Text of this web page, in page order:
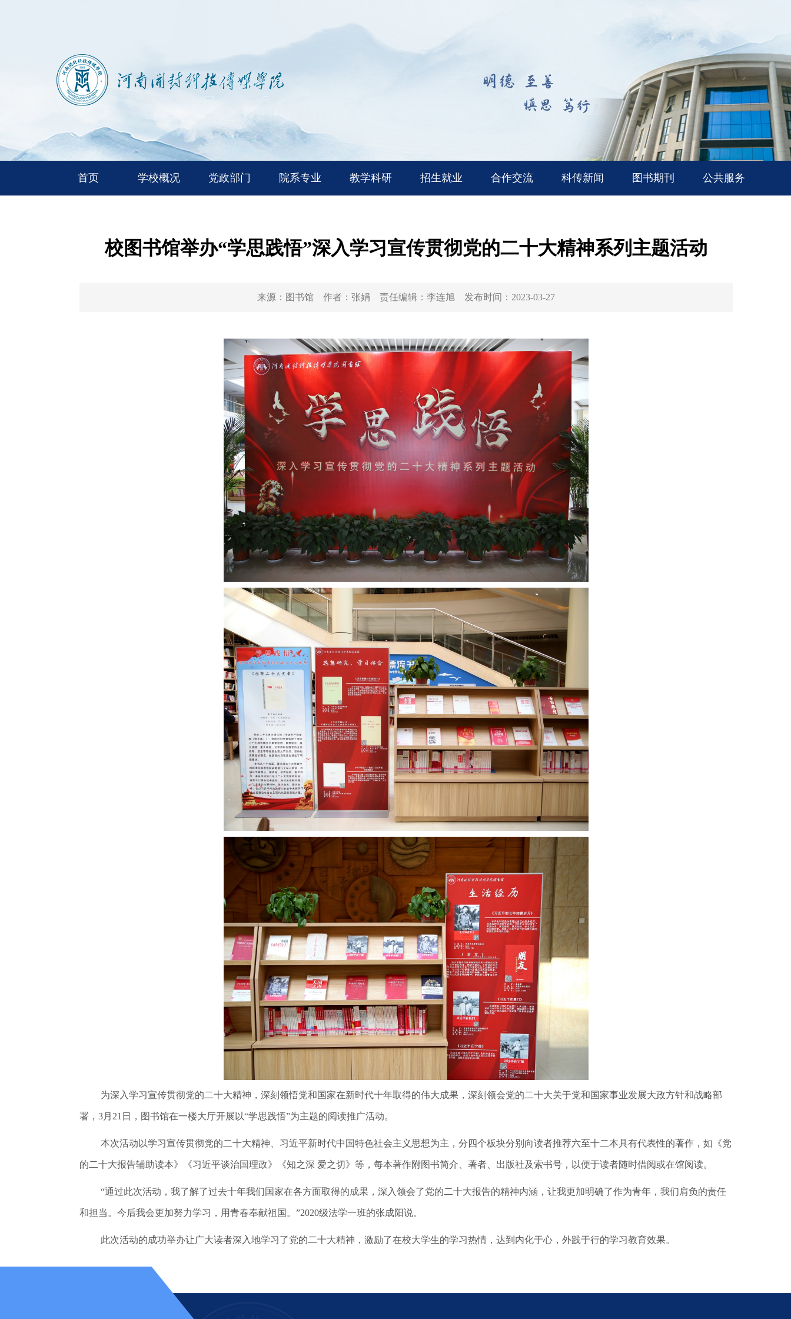
首页 学校概况 党政部门 院系专业 教学科研 招生就业 合作交流 科传新闻 图书期刊 公共服务
校图书馆举办“学思践悟”深入学习宣传贯彻党的二十大精神系列主题活动
来源： 图书馆 作者： 张娟 责任编辑： 李连旭 发布时间： 2023-03-27
为深入学习宣传贯彻党的二十大精神，深刻领悟党和国家在新时代十年取得的伟大成果，深刻领会党的二十大关于党和国家事业发展大政方针和战略部
署，3月21日，图书馆在一楼大厅开展以“学思践悟”为主题的阅读推广活动。
本次活动以学习宣传贯彻党的二十大精神、习近平新时代中国特色社会主义思想为主，分四个板块分别向读者推荐六至十二本具有代表性的著作，如《党
的二十大报告辅助读本》《习近平谈治国理政》《知之深 爱之切》 等，每本著作附图书简介、著者、出版社及索书号，以便于读者随时借阅或在馆阅读。
“通过此次活动，我了解了过去十年我们国家在各方面取得的成果，深入领会了党的二十大报告的精神内涵，让我更加明确了作为青年，我们肩负的责任
和担当。今后我会更加努力学习，用青春奉献祖国。”2020级法学一班的张成阳说。
此次活动的成功举办让广大读者深入地学习了党的二十大精神，激励了在校大学生的学习热情，达到内化于心，外践于行的学习教育效果。